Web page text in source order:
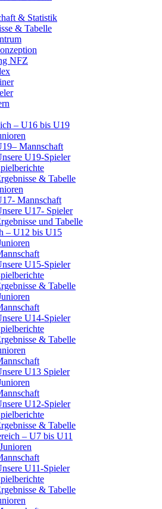
& Statistik
& Tabelle
NFZ
– U16 bis U19
Mannschaft
U19-Spieler
& Tabelle
Mannschaft
U17- Spieler
und Tabelle
– U12 bis U15
U15-Spieler
& Tabelle
U14-Spieler
& Tabelle
U13 Spieler
U12-Spieler
& Tabelle
– U7 bis U11
U11-Spieler
& Tabelle